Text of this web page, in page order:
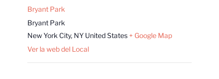
Bryant Park
Bryant Park
New York City, NY United States + Google Map
Ver la web del Local